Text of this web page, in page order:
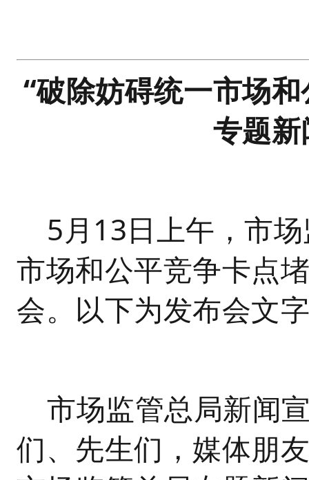
“破除妨碍统一市场
专题
5月13日上午，市
市场和公平竞争卡点
会。以下为发布会文
市场监管总局新闻
们、先生们，媒体朋